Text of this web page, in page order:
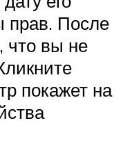
прав. После
что вы не
покажет на